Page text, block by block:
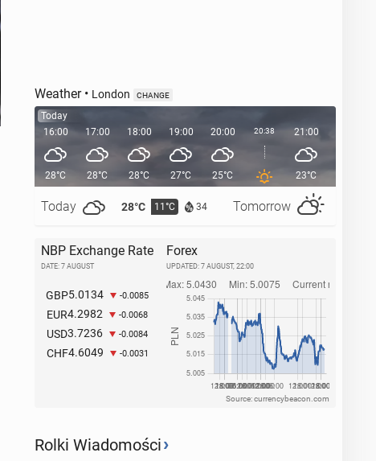
Weather• London CHANGE
Today
16:00
28°C
Today 28°C 11°C 34 Tomorrow
17:00
28°C
18:00
28°C
19:00
27°C
20:00
25°C
20:38 21:00
23°C
NBP Exchange Rate
DATE: 7 AUGUST
GBP5.0134 -0.0085
EUR4.2982 -0.0068
USD3.7236 -0.0084
CHF4.6049 -0.0031
Forex
UPDATED: 7 AUGUST, 22:00
Source: currencybeacon.com
Rolki Wiadomości›